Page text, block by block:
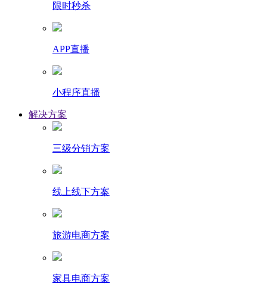
限时秒杀
APP直播
小程序直播
解决方案
三级分销方案
线上线下方案
旅游电商方案
家具电商方案